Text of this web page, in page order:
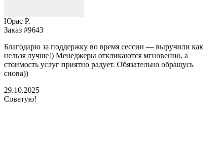
Юрас Р.
Заказ #9643
Благодарю за поддержку во время сессии — выручили как
нельзя лучше!) Менеджеры откликаются мгновенно, а
стоимость услуг приятно радует. Обязательно обращусь
снова))
29.10.2025
Советую!